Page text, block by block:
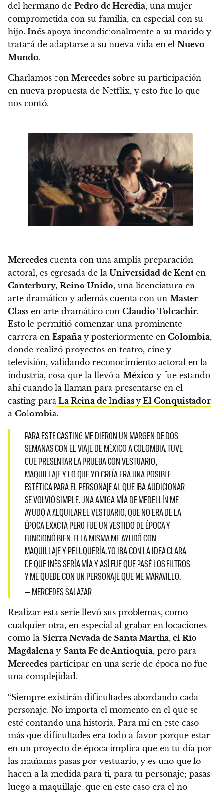
del hermano de Pedro de Heredia, una mujer
comprometida con su familia, en especial con su
hijo. Inés apoya incondicionalmente a su marido y
tratará de adaptarse a su nueva vida en el Nuevo
Mundo.
Charlamos con Mercedes sobre su participación
en nueva propuesta de Netflix, y esto fue lo que
nos contó.
Mercedes cuenta con una amplia preparación
actoral, es egresada de la Universidad de Kent en
Canterbury, Reino Unido, una licenciatura en
arte dramático y además cuenta con un Master-
Class en arte dramático con Claudio Tolcachir.
Esto le permitió comenzar una prominente
carrera en España y posteriormente en Colombia,
donde realizó proyectos en teatro, cine y
televisión, validando reconocimiento actoral en la
industria, cosa que la llevó a México y fue estando
ahí cuando la llaman para presentarse en el
casting para La Reina de Indias y El Conquistador
a Colombia.
PARA ESTE CASTING ME DIERON UN MARGEN DE DOS
SEMANAS CON EL VIAJE DE MÉXICO A COLOMBIA. TUVE
QUE PRESENTAR LA PRUEBA CON VESTUARIO,
MAQUILLAJE Y LO QUE YO CREÍA ERA UNA POSIBLE
ESTÉTICA PARA EL PERSONAJE AL QUE IBA AUDICIONAR
SE VOLVIÓ SIMPLE. UNA AMIGA MÍA DE MEDELLÍN ME
AYUDÓ A ALQUILAR EL VESTUARIO, QUE NO ERA DE LA
ÉPOCA EXACTA PERO FUE UN VESTIDO DE ÉPOCA Y
FUNCIONÓ BIEN. ELLA MISMA ME AYUDÓ CON
MAQUILLAJE Y PELUQUERÍA. YO IBA CON LA IDEA CLARA
DE QUE INÉS SERÍA MÍA Y ASÍ FUE QUE PASÉ LOS FILTROS
Y ME QUEDÉ CON UN PERSONAJE QUE ME MARAVILLÓ.
— MERCEDES SALAZAR
Realizar esta serie llevó sus problemas, como
cualquier otra, en especial al grabar en locaciones
como la Sierra Nevada de Santa Martha, el Río
Magdalena y Santa Fe de Antioquia, pero para
Mercedes participar en una serie de época no fue
una complejidad.
“Siempre existirán dificultades abordando cada
personaje. No importa el momento en el que se
esté contando una historia. Para mí en este caso
más que dificultades era todo a favor porque estar
en un proyecto de época implica que en tu día por
las mañanas pasas por vestuario, y es uno que lo
hacen a la medida para ti, para tu personaje; pasas
luego a maquillaje, que en este caso era el no